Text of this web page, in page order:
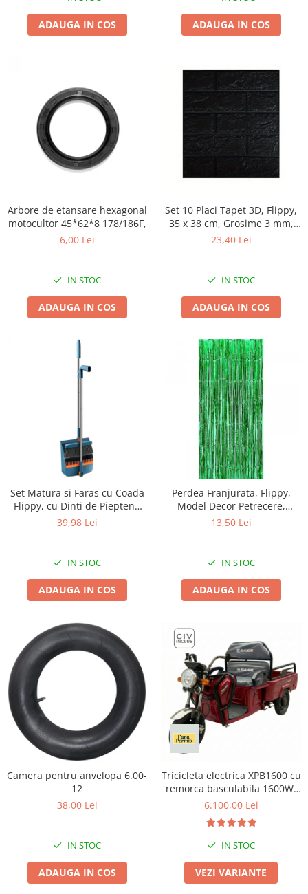
ADAUGA IN COS ADAUGA IN COS
Arbore de etansare hexagonal
motocultor 45*62*8 178/186F,
6,00 Lei
IN STOC
ADAUGA IN COS
Set 10 Placi Tapet 3D, Flippy,
35 x 38 cm, Grosime 3 mm,
din Polietilena, Model
23,40 Lei
IN STOC
ADAUGA IN COS
Set Matura si Faras cu Coada
Flippy, cu Dinti de Pieptene
pentru Curatare Matura,
albastru
39,98 Lei
IN STOC
ADAUGA IN COS
Perdea Franjurata, Flippy,
Model Decor Petrecere,
pentru Fundal de Poze,
100x200 cm, Verde
13,50 Lei
IN STOC
ADAUGA IN COS
Camera pentru anvelopa 6.00-
12
38,00 Lei
IN STOC
ADAUGA IN COS
Tricicleta electrica XPB1600 cu
remorca basculabila 1600W,
fara permis,25km/h, baterie
6.100,00 Lei
IN STOC
VEZI VARIANTE